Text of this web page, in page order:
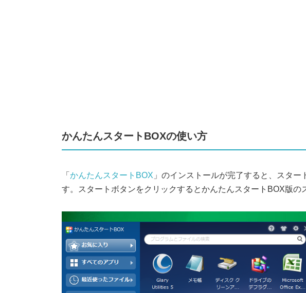
かんたんスタートBOXの使い方
「 かんたんスタートBOX 」のインストールが完了すると、スタ
す。スタートボタンをクリックするとかんたんスタートBOX版の